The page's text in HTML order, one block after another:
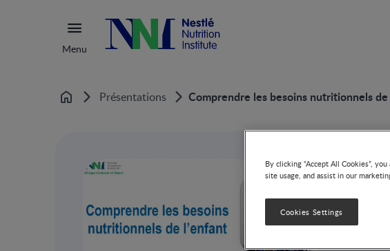
Menu
Home Présentations Comprendre les besoins nutritionnels de
By clicking “Accept All Cookies”,
site usage, and assist in our
Cookies Settings